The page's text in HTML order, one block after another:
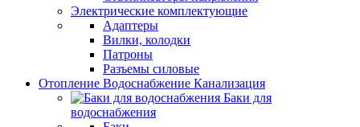
Электрические комплектующие
Адаптеры
Вилки, колодки
Патроны
Разъемы силовые
Отопление Водоснабжение Канализация
Баки для
водоснабжения